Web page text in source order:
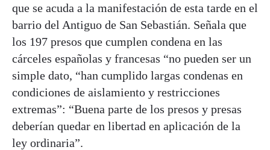
que se acuda a la manifestación de esta tarde en el
barrio del Antiguo de San Sebastián. Señala que
los 197 presos que cumplen condena en las
cárceles españolas y francesas “no pueden ser un
simple dato, “han cumplido largas condenas en
condiciones de aislamiento y restricciones
extremas”: “Buena parte de los presos y presas
deberían quedar en libertad en aplicación de la
ley ordinaria”.